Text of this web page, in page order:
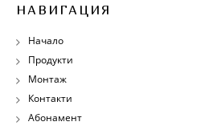
НАВИГАЦИЯ
Начало
Продукти
Монтаж
Контакти
Абонамент